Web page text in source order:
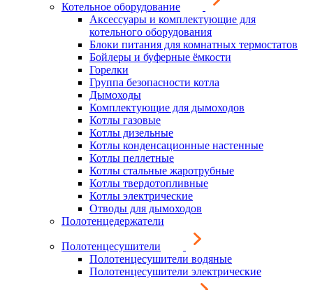
Котельное оборудование
Аксессуары и комплектующие для
котельного оборудования
Блоки питания для комнатных термостатов
Бойлеры и буферные ёмкости
Горелки
Группа безопасности котла
Дымоходы
Комплектующие для дымоходов
Котлы газовые
Котлы дизельные
Котлы конденсационные настенные
Котлы пеллетные
Котлы стальные жаротрубные
Котлы твердотопливные
Котлы электрические
Отводы для дымоходов
Полотенцедержатели
Полотенцесушители
Полотенцесушители водяные
Полотенцесушители электрические